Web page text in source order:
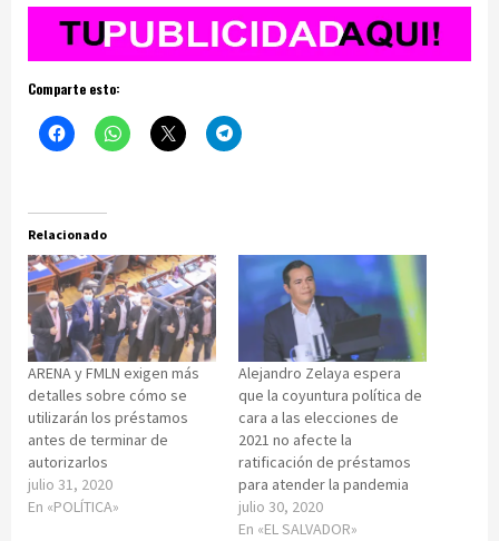
Comparte esto:
Relacionado
ARENA y FMLN exigen más
detalles sobre cómo se
utilizarán los préstamos
antes de terminar de
autorizarlos
julio 31, 2020
En «POLÍTICA»
Alejandro Zelaya espera
que la coyuntura política de
cara a las elecciones de
2021 no afecte la
ratificación de préstamos
para atender la pandemia
julio 30, 2020
En «EL SALVADOR»